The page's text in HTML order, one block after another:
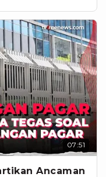
07:51
Ancaman